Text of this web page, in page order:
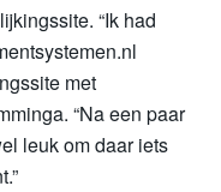
“Ik had
met
“Na een paar
leuk om daar iets